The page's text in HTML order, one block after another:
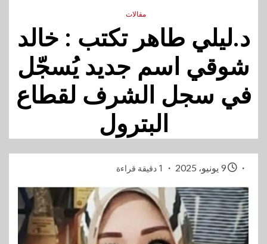
مقالات
د.ليلي طاهر تكتب : خالد
شوقي اسم جديد يُسجّل
في سجل الشرف لقطاع
البترول
1 دقيقة قراءة